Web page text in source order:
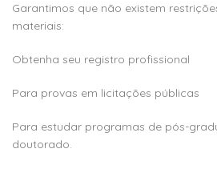
Garantimos que não existem
materiais:
Obtenha seu registro profissional
Para provas em licitações públicas
Para estudar programas de pós-
doutorado.